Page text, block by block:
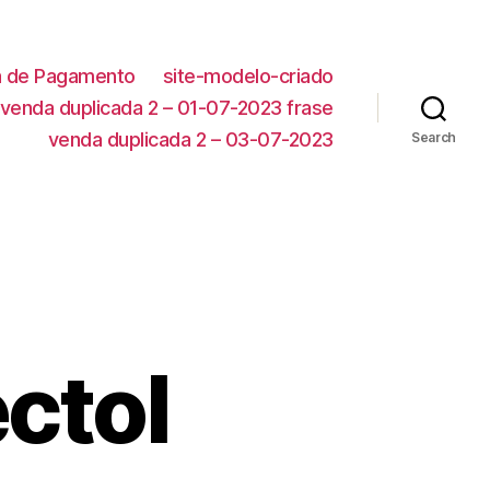
de Pagamento
site-modelo-criado
venda duplicada 2 – 01-07-2023 frase
venda duplicada 2 – 03-07-2023
Search